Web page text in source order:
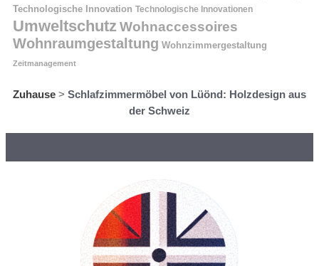
Technologische Innovation Technologische Innovationen
Umweltschutz Wohnaccessoires
Wohnraumgestaltung Wohnzimmergestaltung
Zeitmanagement
Zuhause > Schlafzimmermöbel von Lüönd: Holzdesign aus
der Schweiz